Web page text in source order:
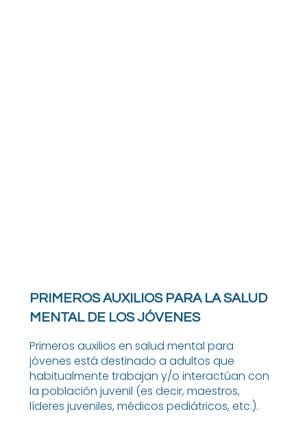
PRIMEROS AUXILIOS PARA LA SALUD
MENTAL DE LOS JÓVENES
Primeros auxilios en salud mental para
jóvenes está destinado a adultos que
habitualmente trabajan y/o interactúan con
la población juvenil (es decir, maestros,
líderes juveniles, médicos pediátricos, etc.).